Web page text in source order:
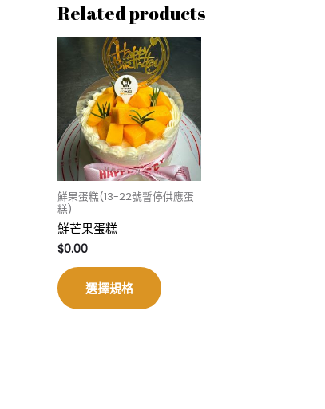
Related products
鮮果蛋糕(13-22號暫停供應蛋
糕)
鮮芒果蛋糕
$0.00
選擇規格